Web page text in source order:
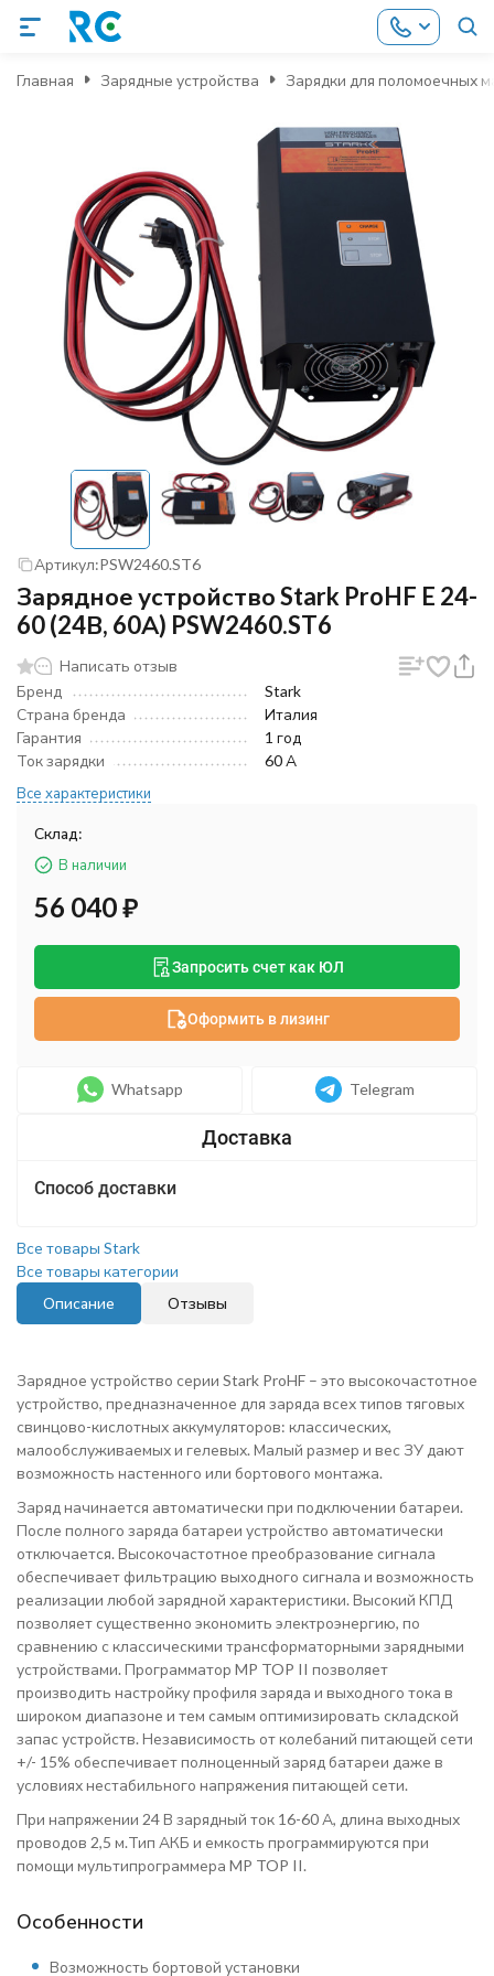
Главная Зарядные устройства Зарядки для поломоечных
Артикул:PSW2460.ST6
Зарядное устройство Stark ProHF E 24-
60 (24В, 60А) PSW2460.ST6
Написать отзыв
Бренд
Stark
Страна бренда
Италия
Гарантия
1 год
Ток зарядки
60 А
Все характеристики
Склад:
В наличии
56 040₽
Запросить счет как ЮЛ
Оформить в лизинг
Whatsapp Telegram
Способ доставки
Все товары Stark
Все товары категории
Описание
Отзывы
Зарядное устройство серии Stark ProHF – это высокочастотное
устройство, предназначенное для заряда всех типов тяговых
свинцово-кислотных аккумуляторов: классических,
малообслуживаемых и гелевых. Малый размер и вес ЗУ дают
возможность настенного или бортового монтажа.
Заряд начинается автоматически при подключении батареи.
После полного заряда батареи устройство автоматически
отключается. Высокочастотное преобразование сигнала
обеспечивает фильтрацию выходного сигнала и возможность
реализации любой зарядной характеристики. Высокий КПД
позволяет существенно экономить электроэнергию, по
сравнению с классическими трансформаторными зарядными
устройствами. Программатор MP TOP II позволяет
производить настройку профиля заряда и выходного тока в
широком диапазоне и тем самым оптимизировать складской
запас устройств. Независимость от колебаний питающей сети
+/- 15% обеспечивает полноценный заряд батареи даже в
условиях нестабильного напряжения питающей сети.
При напряжении 24 В зарядный ток 16-60 А, длина выходных
проводов 2,5 м.Тип АКБ и емкость программируются при
помощи мультипрограммера MP TOP II.
Особенности
Возможность бортовой установки